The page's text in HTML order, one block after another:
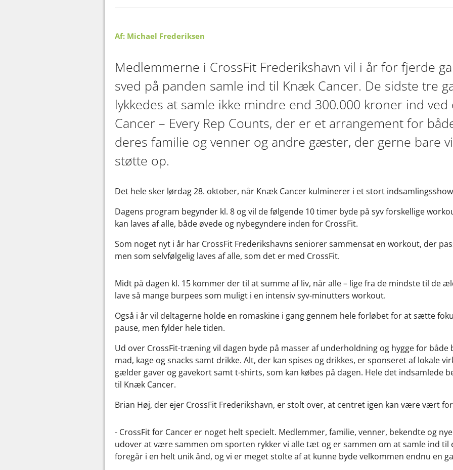
Af: Michael Frederiksen
Medlemmerne i CrossFit Frederikshavn vil i år for fjerde
sved på panden samle ind til Knæk Cancer. De sidste tre
lykkedes at samle ikke mindre end 300.000 kroner ind
Cancer – Every Rep Counts, der er et arrangement for
deres familie og venner og andre gæster, der gerne bare
støtte op.
Det hele sker lørdag 28. oktober, når Knæk Cancer kulminerer i et stort indsamlingsshow
Dagens program begynder kl. 8 og vil de følgende 10 timer byde på syv forskellige
kan laves af alle, både øvede og nybegyndere inden for CrossFit.
Som noget nyt i år har CrossFit Frederikshavns seniorer sammensat en workout, der
men som selvfølgelig laves af alle, som det er med CrossFit.
Midt på dagen kl. 15 kommer der til at summe af liv, når alle – lige fra de mindste til de
lave så mange burpees som muligt i en intensiv syv-minutters workout.
Også i år vil deltagerne holde en romaskine i gang gennem hele forløbet for at sætte
pause, men fylder hele tiden.
Ud over CrossFit-træning vil dagen byde på masser af underholdning og hygge for
mad, kage og snacks samt drikke. Alt, der kan spises og drikkes, er sponseret af lokale
gælder gaver og gavekort samt t-shirts, som kan købes på dagen. Hele det indsamlede
til Knæk Cancer.
Brian Høj, der ejer CrossFit Frederikshavn, er stolt over, at centret igen kan være vært
- CrossFit for Cancer er noget helt specielt. Medlemmer, familie, venner, bekendte og
udover at være sammen om sporten rykker vi alle tæt og er sammen om at samle ind til
foregår i en helt unik ånd, og vi er meget stolte af at kunne byde velkommen endnu en